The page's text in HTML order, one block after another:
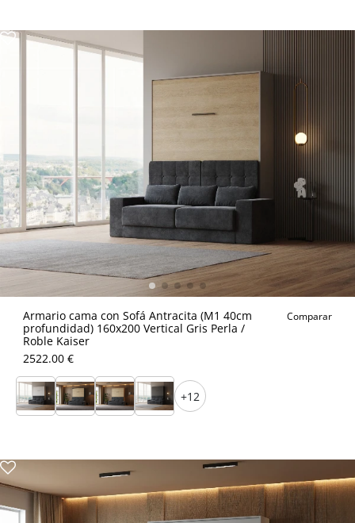
Armario cama con Sofá Antracita (M1 40cm
profundidad) 160x200 Vertical Gris Perla /
Roble Kaiser
Comparar
2522.00 €
+12